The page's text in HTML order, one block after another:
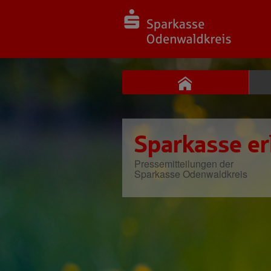
Sparkasse
Pressemitteilungen der
Sparkasse Odenwaldkreis